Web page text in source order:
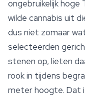
ongebruikelijk hoge
wilde cannabis uit
dus niet zomaar
selecteerden
stenen op, lieten
rook in tijdens
meter hoogte. Dat